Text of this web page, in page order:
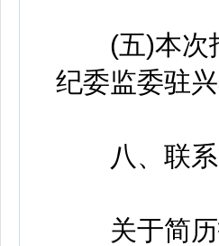
(五)本次招
纪委监委驻
八、联系
关于简历